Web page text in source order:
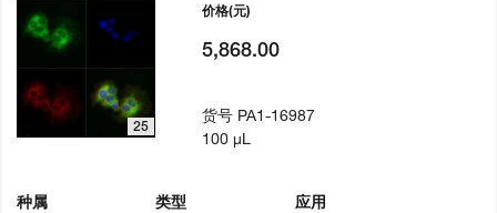
25
种属
类型
应用
价格(元)
5,868.00
货号 PA1-16987
100 µL